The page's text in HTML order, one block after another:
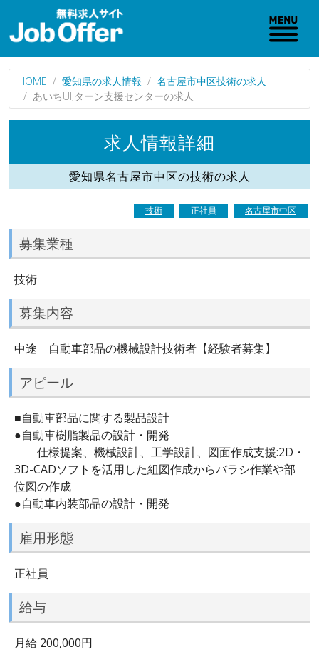
HOME 愛知県の求人情報
名古屋市中区技術の求人
あいちUIJターン支援センターの求人
求人情報詳細
愛知県名古屋市中区の技術の求人
技術 正社員 名古屋市中区
募集業種
技術
募集内容
中途 自動車部品の機械設計技術者【経験者募集】
アピール
■自動車部品に関する製品設計
●自動車樹脂製品の設計・開発
仕様提案、機械設計、工学設計、図面作成支援:2D・
3D-CADソフトを活用した組図作成からバラシ作業や部
位図の作成
●自動車内装部品の設計・開発
雇用形態
正社員
給与
月給 200,000円